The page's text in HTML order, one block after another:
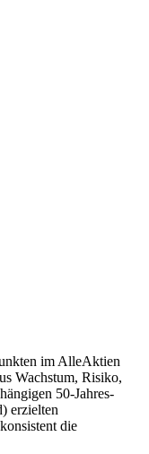
im AlleAktien
Wachstum, Risiko,
50-Jahres-
erzielten
die